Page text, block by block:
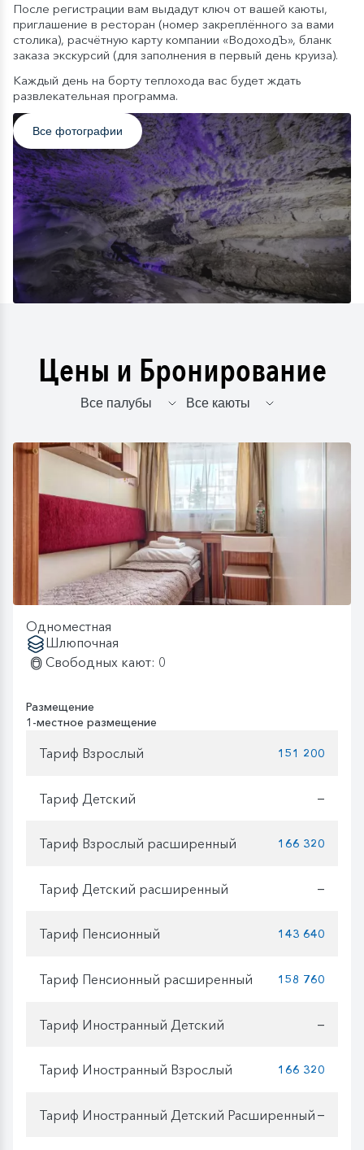
После регистрации вам выдадут ключ от вашей каюты,
приглашение в ресторан (номер закреплённого за вами
столика), расчётную карту компании «ВодоходЪ», бланк
заказа экскурсий (для заполнения в первый день круиза).
Каждый день на борту теплохода вас будет ждать
развлекательная программа.
Все фотографии
Цены и Бронирование
Одноместная
Шлюпочная
Свободных кают: 0
Размещение
1-местное размещение
Тариф Взрослый 151 200
Тариф Детский —
Тариф Взрослый расширенный 166 320
Тариф Детский расширенный —
Тариф Пенсионный 143 640
Тариф Пенсионный расширенный 158 760
Тариф Иностранный Детский —
Тариф Иностранный Взрослый 166 320
Тариф Иностранный Детский Расширенный —